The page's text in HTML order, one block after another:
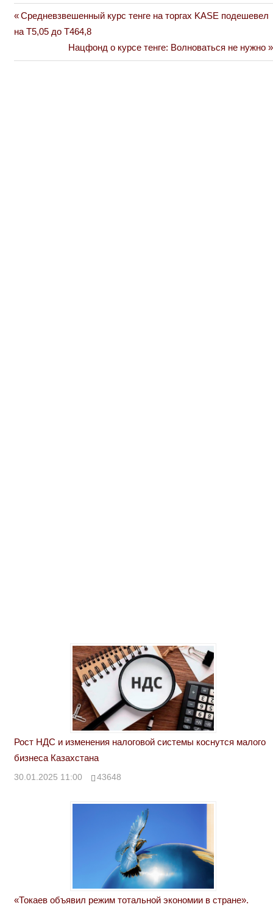
Навигация
Previous
Post:
Средневзвешенный курс тенге на торгах KASE подешевел
на Т5,05 до Т464,8
Next
Post:
Нацфонд о курсе тенге: Волноваться не нужно
Рост НДС и изменения налоговой системы коснутся малого
бизнеса Казахстана
30.01.2025 11:00 43648
«Токаев объявил режим тотальной экономии в стране».